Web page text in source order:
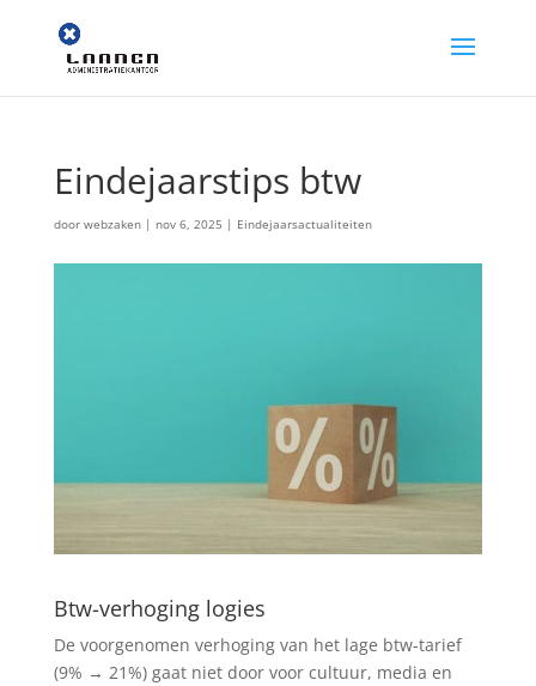
Eindejaarstips btw
door webzaken| nov 6, 2025 | Eindejaarsactualiteiten
Btw-verhoging logies
De voorgenomen verhoging van het lage btw-tarief
(9% → 21%) gaat niet door voor cultuur, media en